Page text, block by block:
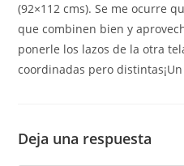
(92×112 cms). Se me ocurre
que combinen bien y
ponerle los lazos de la otra
coordinadas pero distintas¡Un
Deja una respuesta